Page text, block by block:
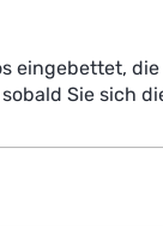
eingebettet,
Sie sich